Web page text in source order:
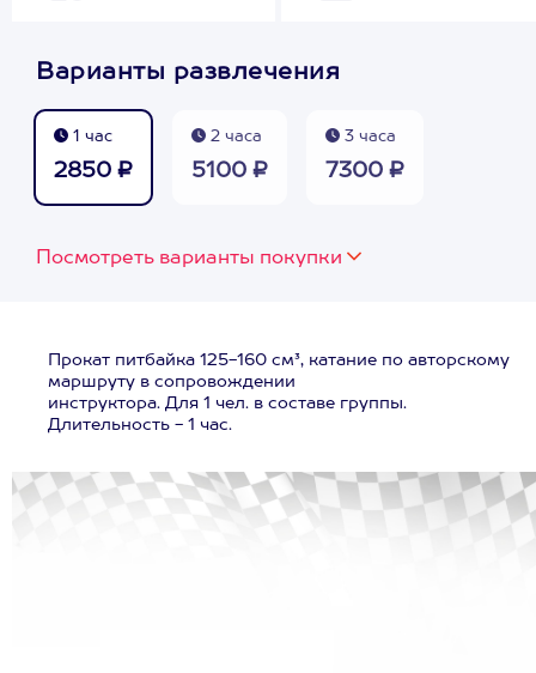
Варианты развлечения
1 час
2850 ₽
2 часа
5100 ₽
3 часа
7300 ₽
Посмотреть варианты покупки
Прокат питбайка 125-160 см³, катание по авторскому
маршруту в сопровождении
инструктора. Для 1 чел. в составе группы.
Длительность - 1 час.